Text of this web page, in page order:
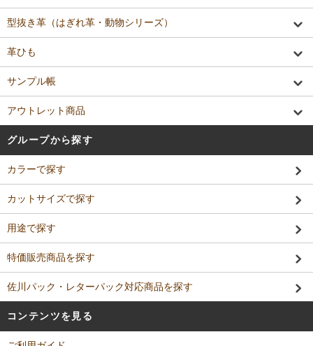
型抜き革（はぎれ革・動物シリーズ）
革ひも
サンプル帳
アウトレット商品
グループから探す
カラーで探す
カットサイズで探す
用途で探す
特価販売商品を探す
佐川パック・レターパック対応商品を探す
コンテンツを見る